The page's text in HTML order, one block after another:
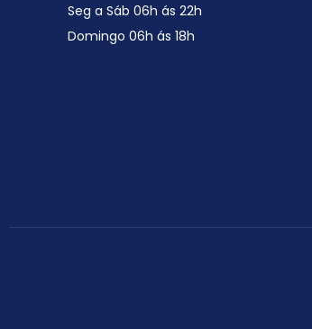
Seg a Sáb 06h ás 22h
Domingo 06h ás 18h